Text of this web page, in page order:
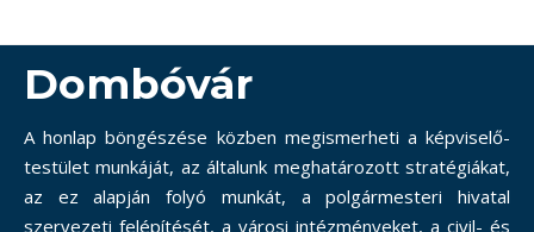
Dombóvár
A honlap böngészése közben megismerheti a képviselő-
testület munkáját, az általunk meghatározott stratégiákat,
az ez alapján folyó munkát, a polgármesteri hivatal
szervezeti felépítését, a városi intézményeket, a civil- és